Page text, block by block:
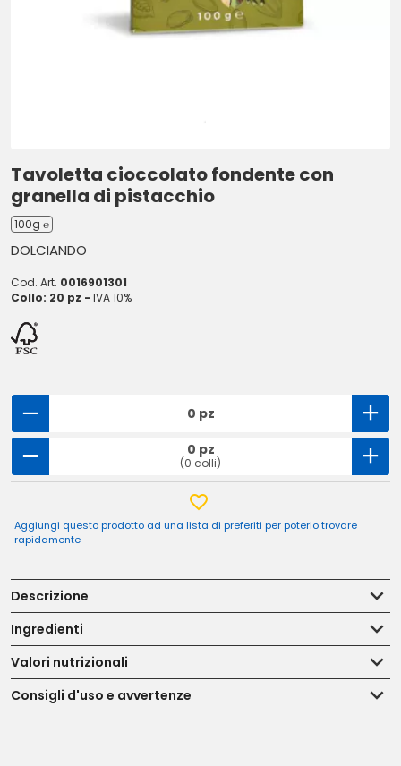
Tavoletta cioccolato fondente con
granella di pistacchio
100g ℮
DOLCIANDO
Cod. Art. 0016901301
Collo: 20 pz - IVA 10%
0 pz
0 pz
(0 colli)
Aggiungi questo prodotto ad una lista di preferiti per poterlo trovare
rapidamente
Descrizione
Ingredienti
Valori nutrizionali
Consigli d'uso e avvertenze